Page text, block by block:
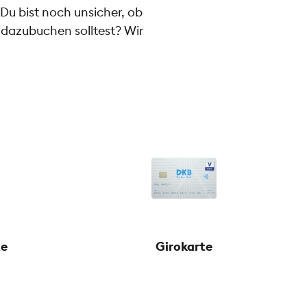
bist noch unsicher, ob
solltest? Wir
Girokarte